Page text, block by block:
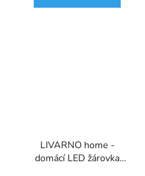
LIVARNO home -
domácí LED žárovka